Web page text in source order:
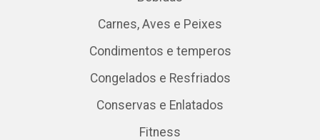
Carnes, Aves e Peixes
Condimentos e temperos
Congelados e Resfriados
Conservas e Enlatados
Fitness